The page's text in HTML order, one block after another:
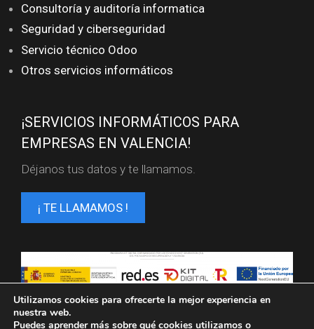
Consultoría y auditoría informatica
Seguridad y ciberseguridad
Servicio técnico Odoo
Otros servicios informáticos
¡SERVICIOS INFORMÁTICOS PARA
EMPRESAS EN VALENCIA!
Déjanos tus datos y te llamamos.
¡ TE LLAMAMOS !
Servicios informaticos en Valencia. FL SISTEMAS ©
Utilizamos cookies para ofrecerte la mejor experiencia en
nuestra web.
Puedes aprender más sobre qué cookies utilizamos o